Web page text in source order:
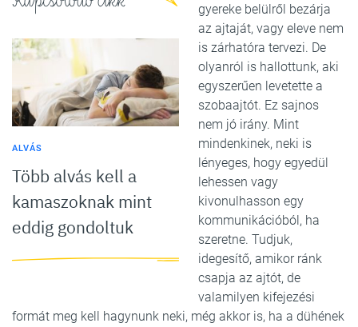
ALVÁS
Több alvás kell a
kamaszoknak mint
eddig gondoltuk
gyereke belülről bezárja
az ajtaját, vagy eleve nem
is zárhatóra tervezi. De
olyanról is hallottunk, aki
egyszerűen levetette a
szobaajtót. Ez sajnos
nem jó irány. Mint
mindenkinek, neki is
lényeges, hogy egyedül
lehessen vagy
kivonulhasson egy
kommunikációból, ha
szeretne. Tudjuk,
idegesítő, amikor ránk
csapja az ajtót, de
valamilyen kifejezési
formát meg kell hagynunk neki, még akkor is, ha a dühének